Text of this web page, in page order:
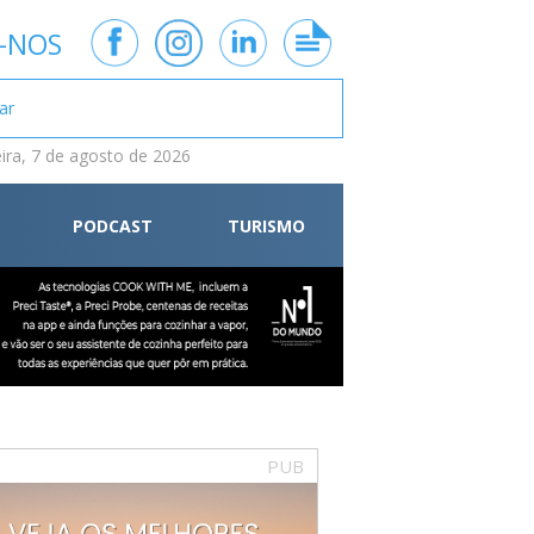
7 de agosto de 2026
PODCAST TURISMO
PUB